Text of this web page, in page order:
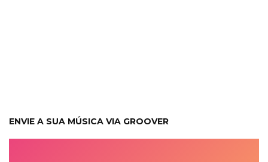
ENVIE A SUA MÚSICA VIA GROOVER